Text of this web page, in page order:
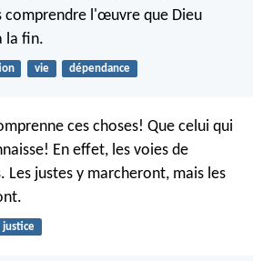
comprendre l'œuvre que Dieu
la fin.
vie dépendance
ces choses! Que celui qui
En effet, les voies de
Les justes y marcheront, mais les
justice